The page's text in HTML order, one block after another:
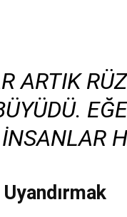
ARTIK
INSANLAR